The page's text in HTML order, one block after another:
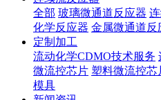
全部 玻璃微通道反应器
化学反应器 金属微通道反
定制加工
流动化学CDMO技术服务
微流控芯片 塑料微流控芯
模具